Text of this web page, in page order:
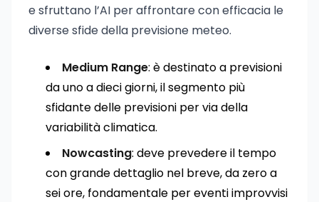
e sfruttano l’AI per affrontare con efficacia le
diverse sfide della previsione meteo.
Medium Range: è destinato a previsioni
da uno a dieci giorni, il segmento più
sfidante delle previsioni per via della
variabilità climatica.
Nowcasting: deve prevedere il tempo
con grande dettaglio nel breve, da zero a
sei ore, fondamentale per eventi improvvisi